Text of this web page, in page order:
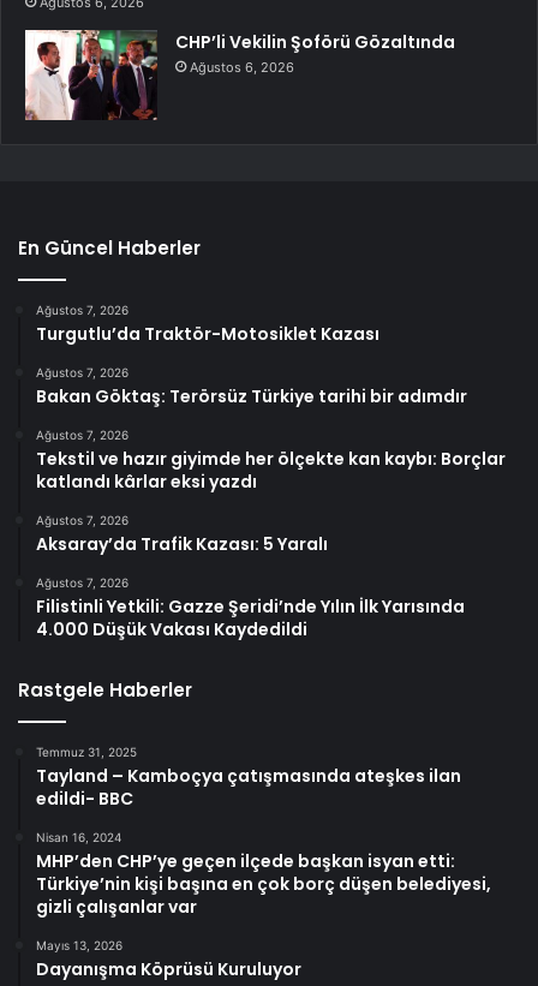
CHP’li Vekilin Şoförü Gözaltında
Ağustos 6, 2026
En Güncel Haberler
Ağustos 7, 2026
Turgutlu’da Traktör-Motosiklet Kazası
Ağustos 7, 2026
Bakan Göktaş: Terörsüz Türkiye tarihi bir adımdır
Ağustos 7, 2026
Tekstil ve hazır giyimde her ölçekte kan kaybı: Borçlar
katlandı kârlar eksi yazdı
Ağustos 7, 2026
Aksaray’da Trafik Kazası: 5 Yaralı
Ağustos 7, 2026
Filistinli Yetkili: Gazze Şeridi’nde Yılın İlk Yarısında
4.000 Düşük Vakası Kaydedildi
Rastgele Haberler
Temmuz 31, 2025
Tayland – Kamboçya çatışmasında ateşkes ilan
edildi- BBC
Nisan 16, 2024
MHP’den CHP’ye geçen ilçede başkan isyan etti:
Türkiye’nin kişi başına en çok borç düşen belediyesi,
gizli çalışanlar var
Mayıs 13, 2026
Dayanışma Köprüsü Kuruluyor